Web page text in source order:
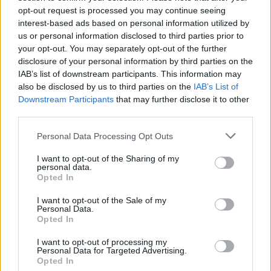
opt-out request is processed you may continue seeing
interest-based ads based on personal information utilized by
us or personal information disclosed to third parties prior to
your opt-out. You may separately opt-out of the further
disclosure of your personal information by third parties on the
IAB’s list of downstream participants. This information may
also be disclosed by us to third parties on the IAB’s List of
Downstream Participants that may further disclose it to other
Personal Data Processing Opt Outs
I want to opt-out of the Sharing of my
personal data.
Opted In
I want to opt-out of the Sale of my
Personal Data.
Opted In
I want to opt-out of processing my
Personal Data for Targeted Advertising.
Opted In
Eller logga in på ditt konto nedan:
Username or E-mail
Password
Forgot Password